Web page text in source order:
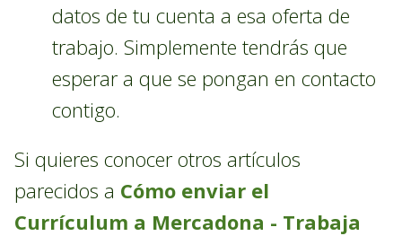
datos de tu cuenta a esa oferta de
trabajo. Simplemente tendrás que
esperar a que se pongan en contacto
contigo.
Si quieres conocer otros artículos
parecidos a Cómo enviar el
Currículum a Mercadona - Trabaja